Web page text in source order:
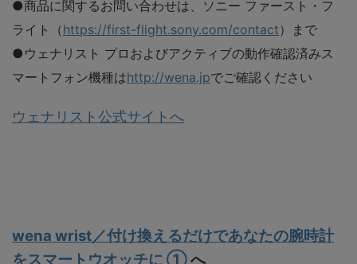
●商品に関するお問い合わせは、ソニー ファースト・フ
ライト（https://first-flight.sony.com/contact）まで
●ウェナリスト プロおよびアクティブの動作確認済みス
マートフォン機種はhttp://wena.jpでご確認ください
ウェナリスト公式サイトへ
wena wrist／付け換えるだけであなたの腕時計
をスマートウオッチに ①へ